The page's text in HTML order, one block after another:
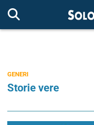
GENERI
Storie vere